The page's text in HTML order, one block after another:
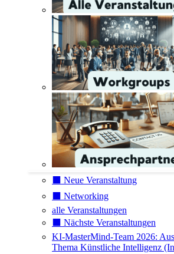
⬛️ Neue Veranstaltung
⬛️ Networking
alle Veranstaltungen
⬛️ Nächste Veranstaltungen
KI-MasterMind-Team 2026:
Thema Künstliche Intelligenz